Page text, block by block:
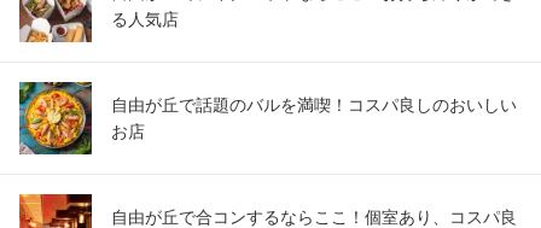
る人気店
自由が丘で話題のバルを満喫！コスパ良しのおいしい
お店
自由が丘で合コンするならここ！個室あり、コスパ良